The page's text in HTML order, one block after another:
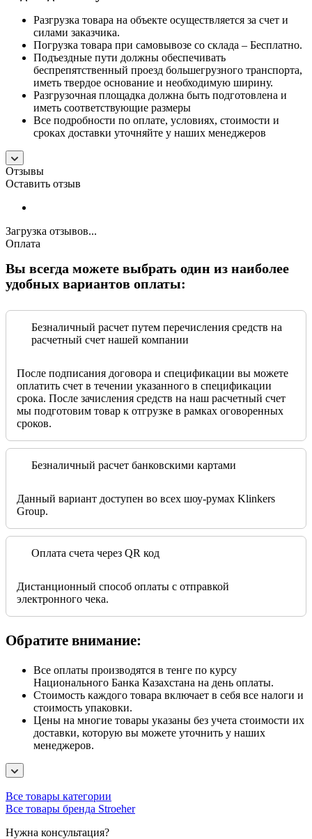
Разгрузка товара на объекте осуществляется за счет и
силами заказчика.
Погрузка товара при самовывозе со склада – Бесплатно.
Подъездные пути должны обеспечивать
беспрепятственный проезд большегрузного транспорта,
иметь твердое основание и необходимую ширину.
Разгрузочная площадка должна быть подготовлена и
иметь соответствующие размеры
Все подробности по оплате, условиях, стоимости и
сроках доставки уточняйте у наших менеджеров
Отзывы
Оставить отзыв
Загрузка отзывов...
Оплата
Вы всегда можете выбрать один из наиболее
удобных вариантов оплаты:
Безналичный расчет путем перечисления средств на
расчетный счет нашей компании
После подписания договора и спецификации вы можете
оплатить счет в течении указанного в спецификации
срока. После зачисления средств на наш расчетный счет
мы подготовим товар к отгрузке в рамках оговоренных
сроков.
Безналичный расчет банковскими картами
Данный вариант доступен во всех шоу-румах Klinkers
Group.
Оплата счета через QR код
Дистанционный способ оплаты с отправкой
электронного чека.
Обратите внимание:
Все оплаты производятся в тенге по курсу
Национального Банка Казахстана на день оплаты.
Стоимость каждого товара включает в себя все налоги и
стоимость упаковки.
Цены на многие товары указаны без учета стоимости их
доставки, которую вы можете уточнить у наших
менеджеров.
Все товары категории
Все товары бренда Stroeher
Нужна консультация?